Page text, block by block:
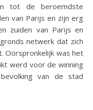
tot de beroemdste
van Parijs en zijn erg
zuiden van Parijs en
netwerk dat zich
Oorspronkelijk was het
werd voor de winning
van de stad